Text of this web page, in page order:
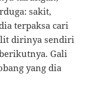
sakit,
terpaksa cari
dirinya sendiri
Gali
yang dia